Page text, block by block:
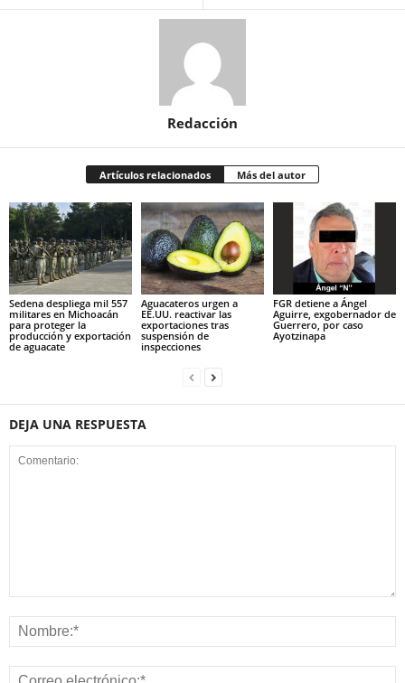
Redacción
Artículos relacionados Más del autor
Sedena despliega mil 557
militares en Michoacán
para proteger la
producción y exportación
de aguacate
Aguacateros urgen a
EE.UU. reactivar las
exportaciones tras
suspensión de
inspecciones
FGR detiene a Ángel
Aguirre, exgobernador de
Guerrero, por caso
Ayotzinapa
DEJA UNA RESPUESTA